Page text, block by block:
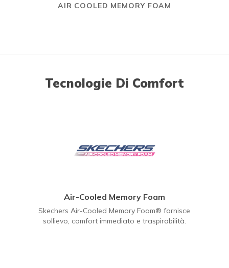
AIR COOLED MEMORY FOAM
Tecnologie Di Comfort
Air-Cooled Memory Foam
Skechers Air-Cooled Memory Foam® fornisce
sollievo, comfort immediato e traspirabilità.